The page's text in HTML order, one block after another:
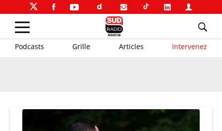
Podcasts Grille Articles Intervenez